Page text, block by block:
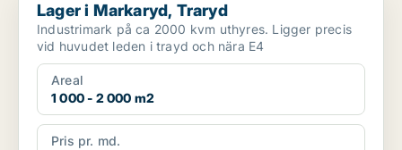
Lager i Markaryd, Traryd
Industrimark på ca 2000 kvm uthyres. Ligger precis
vid huvudet leden i trayd och nära E4
Areal
1 000 - 2 000 m2
Pris pr. md.